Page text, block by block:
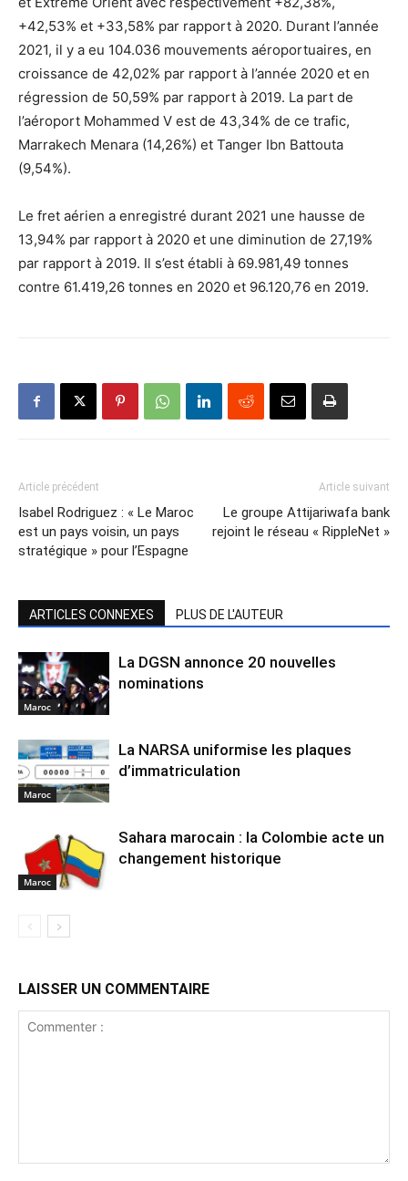
+42,53% et +33,58% par rapport à 2020. Durant l’année
2021, il y a eu 104.036 mouvements aéroportuaires, en
croissance de 42,02% par rapport à l’année 2020 et en
régression de 50,59% par rapport à 2019. La part de
l’aéroport Mohammed V est de 43,34% de ce trafic,
Marrakech Menara (14,26%) et Tanger Ibn Battouta
(9,54%).
Le fret aérien a enregistré durant 2021 une hausse de
13,94% par rapport à 2020 et une diminution de 27,19%
par rapport à 2019. Il s’est établi à 69.981,49 tonnes
contre 61.419,26 tonnes en 2020 et 96.120,76 en 2019.
Article précédent
Isabel Rodriguez : « Le Maroc
est un pays voisin, un pays
stratégique » pour l’Espagne
Article suivant
Le groupe Attijariwafa bank
rejoint le réseau « RippleNet »
ARTICLES CONNEXES PLUS DE L'AUTEUR
Maroc
La DGSN annonce 20 nouvelles
nominations
Maroc
La NARSA uniformise les plaques
d’immatriculation
Maroc
Sahara marocain : la Colombie acte un
changement historique
LAISSER UN COMMENTAIRE